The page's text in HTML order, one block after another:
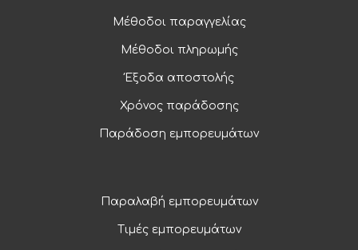
Μέθοδοι παραγγελίας
Μέθοδοι πληρωμής
Έξοδα αποστολής
Χρόνος παράδοσης
Παράδοση εμπορευμάτων
Παραλαβή εμπορευμάτων
Τιμές εμπορευμάτων